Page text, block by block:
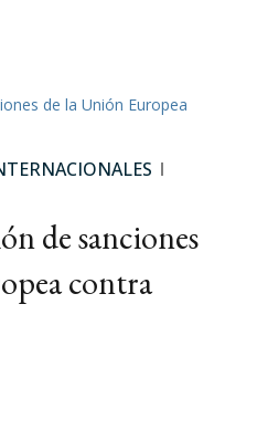
de sanciones
contra